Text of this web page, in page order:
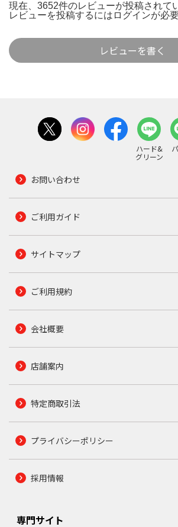
現在、3652件のレビューが投稿されて
レビューを投稿するには ログインが必
レビューを書く
ハード&
グリーン
お問い合わせ
ご利用ガイド
サイトマップ
ご利用規約
会社概要
店舗案内
特定商取引法
プライバシーポリシー
採用情報
専門サイト